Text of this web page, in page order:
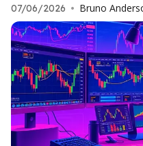
07/06/2026 • Bruno